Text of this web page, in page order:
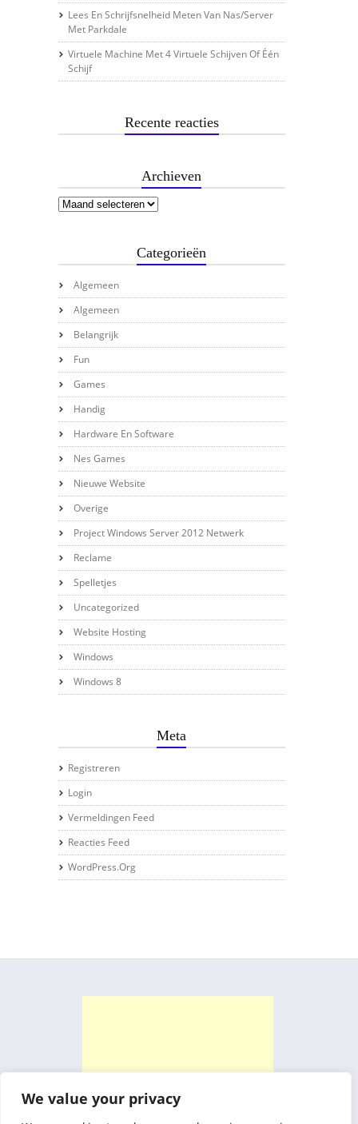
We value your privacy
Lees En Schrijfsnelheid Meten Van Nas/server
Met Parkdale
Virtuele Machine Met 4 Virtuele Schijven Of Één
Schijf
Recente reacties
Archieven
Categorieën
Algemeen
Algemeen
Belangrijk
Fun
Games
Handig
Hardware En Software
Nes Games
Nieuwe Website
Overige
Project Windows Server 2012 Netwerk
Reclame
Spelletjes
Uncategorized
Website Hosting
Windows
Windows 8
Meta
Registreren
Login
Vermeldingen Feed
Reacties Feed
WordPress.org